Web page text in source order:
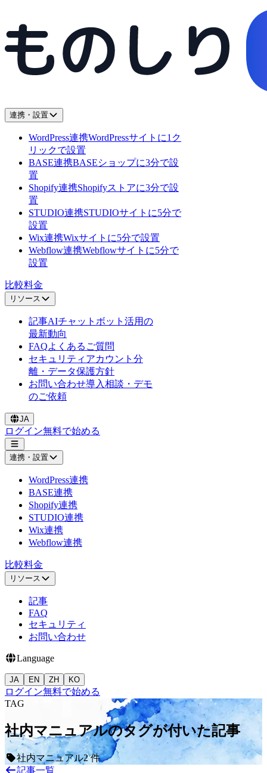
連携・設置
WordPress連携WordPressサイトに1ク
リックで設置
BASE連携BASEショップに3分で設
置
Shopify連携Shopifyストアに3分で設
置
STUDIO連携STUDIOサイトに5分で
設置
Wix連携Wixサイトに5分で設置
Webflow連携Webflowサイトに5分で
設置
比較料金
リソース
記事AIチャットボット活用の
最新動向
FAQよくあるご質問
セキュリティ アカウント分
離・データ保護方針
お問い合わせ導入相談・デモ
のご依頼
JA
ログイン無料で始める
連携・設置
WordPress連携
BASE連携
Shopify連携
STUDIO連携
Wix連携
Webflow連携
比較料金
リソース
記事
FAQ
セキュリティ
お問い合わせ
Language
JA EN ZH KO
ログイン無料で始める
TAG
社内マニュアルのタグが付いた記事
社内マニュアル2 件
記事一覧